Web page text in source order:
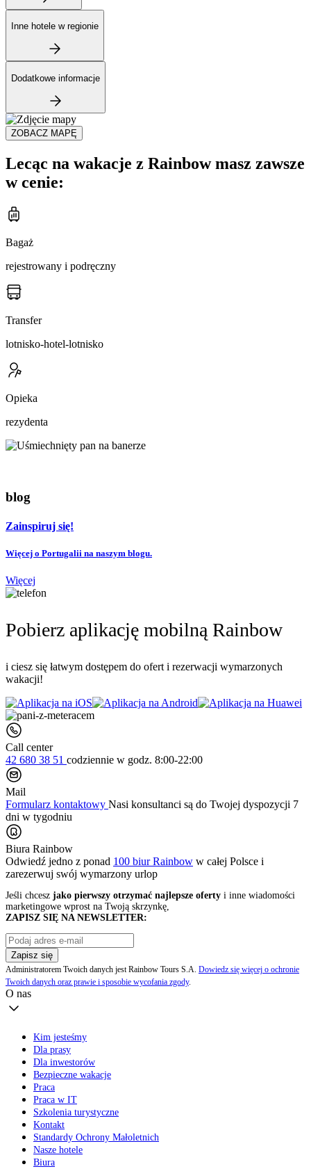
Inne hotele w regionie
Dodatkowe informacje
ZOBACZ MAPĘ
Lecąc na wakacje z Rainbow masz zawsze
w cenie:
Bagaż
rejestrowany i podręczny
Transfer
lotnisko-hotel-lotnisko
Opieka
rezydenta
blog
Zainspiruj się!
Więcej o Portugalii na naszym blogu.
Więcej
Pobierz aplikację mobilną Rainbow
i ciesz się łatwym dostępem do ofert i rezerwacji wymarzonych
wakacji!
Call center
42 680 38 51 codziennie w godz. 8:00-22:00
Mail
Formularz kontaktowy Nasi konsultanci są do Twojej dyspozycji 7
dni w tygodniu
Biura Rainbow
Odwiedź jedno z ponad 100 biur Rainbow w całej Polsce i
zarezerwuj swój wymarzony urlop
Jeśli chcesz jako pierwszy otrzymać najlepsze oferty i inne wiadomości
marketingowe wprost na Twoją skrzynkę,
ZAPISZ SIĘ NA NEWSLETTER:
Zapisz się
Administratorem Twoich danych jest Rainbow Tours S.A. Dowiedz się więcej o ochronie
Twoich danych oraz prawie i sposobie wycofania zgody.
O nas
Kim jesteśmy
Dla prasy
Dla inwestorów
Bezpieczne wakacje
Praca
Praca w IT
Szkolenia turystyczne
Kontakt
Standardy Ochrony Małoletnich
Nasze hotele
Biura